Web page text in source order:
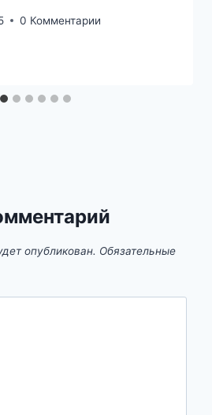
0 Комментарии
опубликован. Обязательные